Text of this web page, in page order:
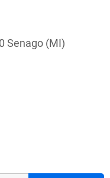
Senago (MI)